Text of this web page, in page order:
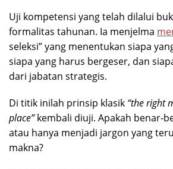
Uji kompetensi yang telah dilalui
formalitas tahunan. Ia menjelma
seleksi” yang menentukan siapa
siapa yang harus bergeser, dan
dari jabatan strategis.
Di titik inilah prinsip klasik “the right
place”kembali diuji. Apakah benar-
atau hanya menjadi jargon yang
makna?